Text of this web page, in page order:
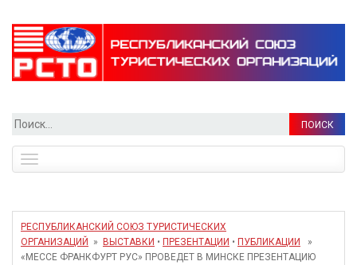
Найти:
navigation
РЕСПУБЛИКАНСКИЙ СОЮЗ ТУРИСТИЧЕСКИХ
ОРГАНИЗАЦИЙ
» ВЫСТАВКИ • ПРЕЗЕНТАЦИИ • ПУБЛИКАЦИИ
»
«МЕССЕ ФРАНКФУРТ РУС» ПРОВЕДЕТ В МИНСКЕ ПРЕЗЕНТАЦИЮ